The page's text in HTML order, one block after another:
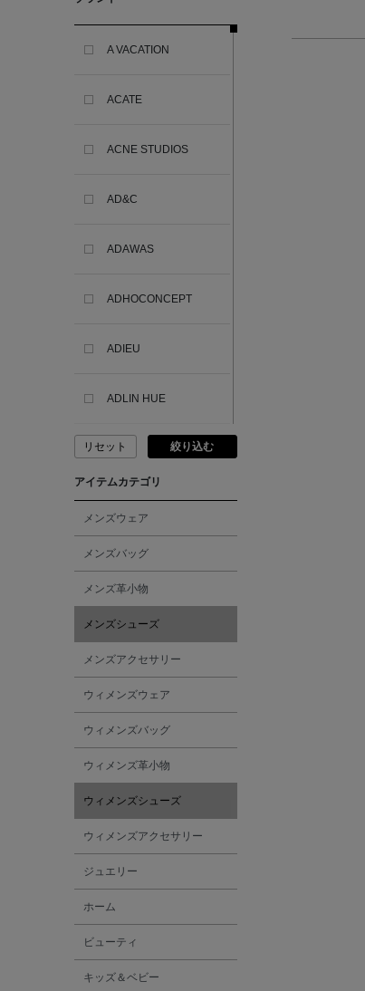
A VACATION
ACATE
ACNE STUDIOS
AD&C
ADAWAS
ADHOCONCEPT
ADIEU
ADLIN HUE
ADVISORY BOARD
AESOP
ALBERT THURSTON
ALESSANDRO
GHERARDI
ALL THE WAYS TO SAY
ALPO
ALTEA
AMOMENTO
リセット 絞り込む
アイテムカテゴリ
メンズウェア
メンズバッグ
メンズ革小物
メンズシューズ
メンズアクセサリー
ウィメンズウェア
ウィメンズバッグ
ウィメンズ革小物
ウィメンズシューズ
ウィメンズアクセサリー
ジュエリー
ホーム
ビューティ
キッズ＆ベビー